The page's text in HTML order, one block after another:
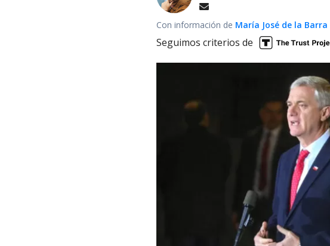
Con información de María José de la Barra
Seguimos criterios de